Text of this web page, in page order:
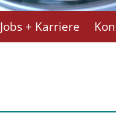
Jobs + Karriere